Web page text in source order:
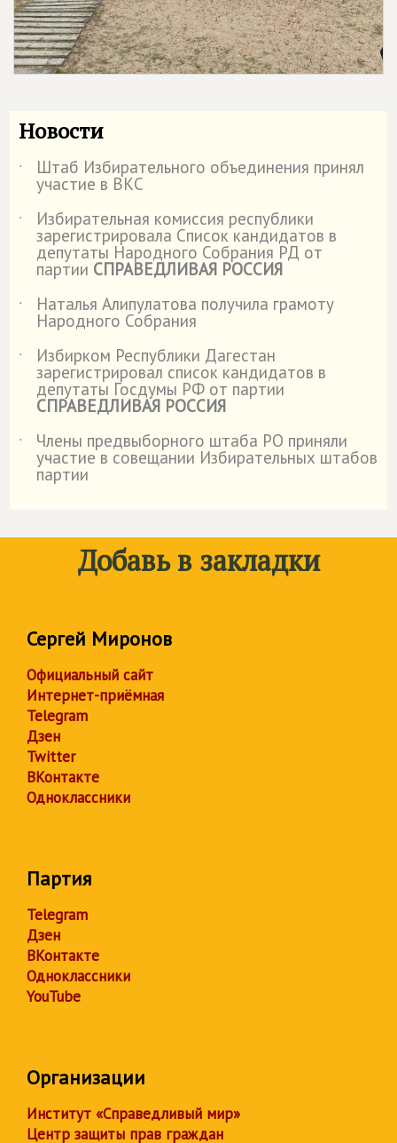
Новости
˙ Штаб Избирательного объединения принял
участие в ВКС
˙
Избирательная комиссия республики
зарегистрировала Список кандидатов в
депутаты Народного Собрания РД от
партии СПРАВЕДЛИВАЯ РОССИЯ
˙
Наталья Алипулатова получила грамоту
Народного Собрания
˙
Избирком Республики Дагестан
зарегистрировал список кандидатов в
депутаты Госдумы РФ от партии
СПРАВЕДЛИВАЯ РОССИЯ
˙
Члены предвыборного штаба РО приняли
участие в совещании Избирательных штабов
партии
Добавь в закладки
Сергей Миронов
Официальный сайт
Интернет-приёмная
Telegram
Дзен
Twitter
ВКонтакте
Одноклассники
Партия
Telegram
Дзен
ВКонтакте
Одноклассники
YouTube
Организации
Институт «Справедливый мир»
Центр защиты прав граждан